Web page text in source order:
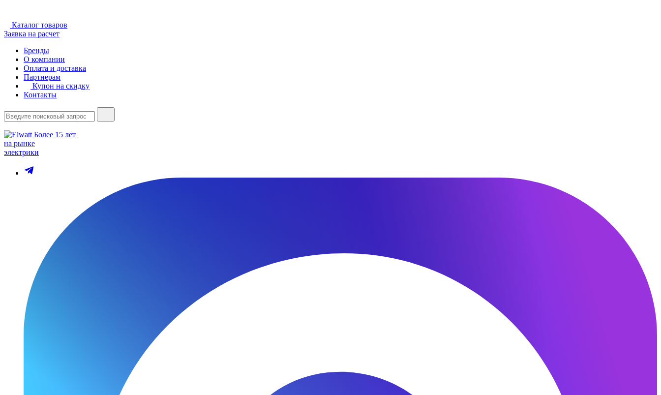
Каталог товаров
Заявка на расчет
Бренды
О компании
Оплата и доставка
Партнерам
Купон на скидку
Контакты
Более 15 лет
на рынке
электрики